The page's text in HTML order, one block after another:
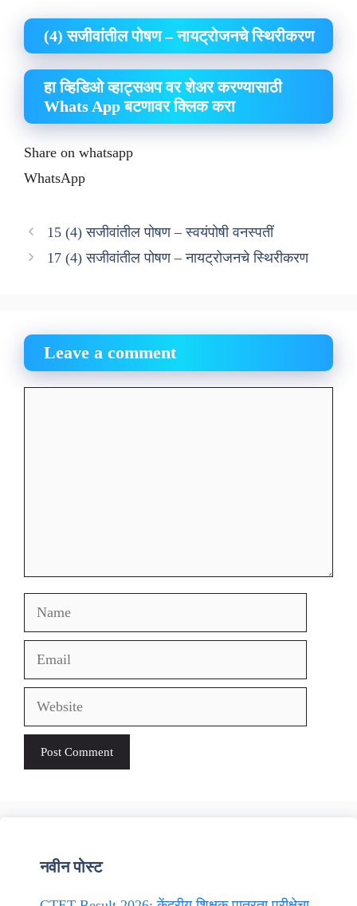
(4) सजीवांतील पोषण – नायट्रोजनचे स्थिरीकरण
हा व्हिडिओ व्हाट्सअप वर शेअर करण्यासाठी
Whats App बटणावर क्लिक करा
Share on whatsapp
WhatsApp
15 (4) सजीवांतील पोषण – स्वयंपोषी वनस्पतीं
17 (4) सजीवांतील पोषण – नायट्रोजनचे स्थिरीकरण
Leave a comment
Name
Email
Website
नवीन पोस्ट